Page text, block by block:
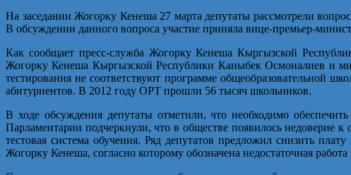
На заседании Жогорку Кенеша 27 марта депутаты рассмотрели
В обсуждении данного вопроса участие приняла вице-премьер-
Как сообщает пресс-служба Жогорку Кенеша Кыргызской
Жогорку Кенеша Кыргызской Республики Каныбек Осмоналиев и
тестирования не соответствуют программе общеобразовательной
абитуриентов. В 2012 году ОРТ прошли 56 тысяч школьников.
В ходе обсуждения депутаты отметили, что необходимо
Парламентарии подчеркнули, что в обществе появилось недоверие
тестовая система обучения. Ряд депутатов предложил снизить
Жогорку Кенеша, согласно которому обозначена недостаточная